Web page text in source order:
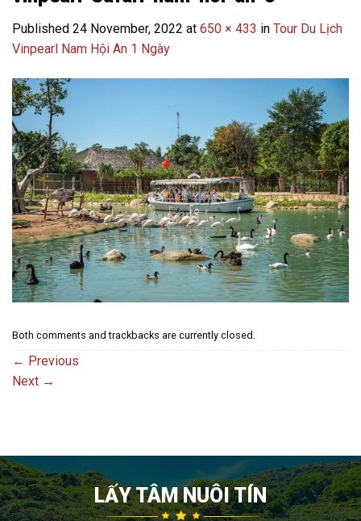
Published 24 November, 2022 at 650 × 433 in Tour Du Lịch
Vinpearl Nam Hội An 1 Ngày
Both comments and trackbacks are currently closed.
← Previous
Next →
LẤY TÂM NUÔI TÍN